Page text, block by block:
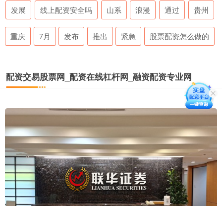
发展 线上配资安全吗 山系 浪漫 通过 贵州
重庆 7月 发布 推出 紧急 股票配资怎么做的
配资交易股票网_配资在线杠杆网_融资配资专业网